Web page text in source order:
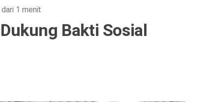
1 menit
Bakti Sosial